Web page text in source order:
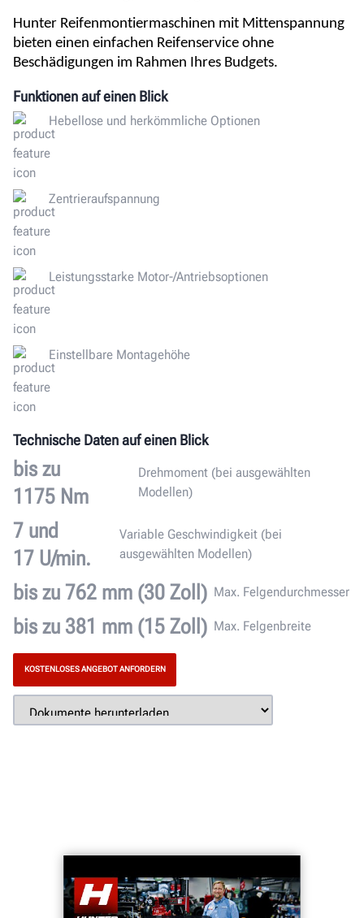
Hunter Reifenmontiermaschinen mit Mittenspannung
bieten einen einfachen Reifenservice ohne
Beschädigungen im Rahmen Ihres Budgets.
Funktionen auf einen Blick
Hebellose und herkömmliche Optionen
Zentrieraufspannung
Leistungsstarke Motor-/Antriebsoptionen
Einstellbare Montagehöhe
Technische Daten auf einen Blick
bis zu
1175 Nm
Drehmoment (bei ausgewählten
Modellen)
7 und
17 U/min.
Variable Geschwindigkeit (bei
ausgewählten Modellen)
bis zu 762 mm (30 Zoll) Max. Felgendurchmesser
bis zu 381 mm (15 Zoll) Max. Felgenbreite
KOSTENLOSES ANGEBOT ANFORDERN